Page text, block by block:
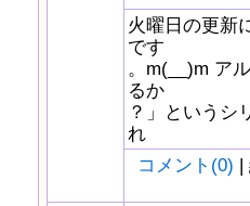
火曜日の更新
です
。m(__)m ア
るか
？」というシ
れ
コメント(0) |